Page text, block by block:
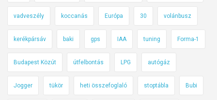
vadveszély koccanás Európa 30 volánbusz
kerékpársáv baki gps IAA tuning Forma-1
Budapest Közút útfelbontás LPG autógáz
Jogger tükör heti összefoglaló stoptábla Bubi